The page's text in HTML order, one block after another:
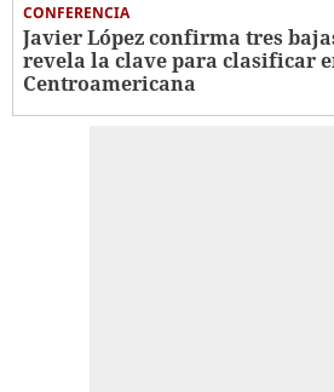
CONFERENCIA
Javier López confirma tres
revela la clave para clasificar
Centroamericana